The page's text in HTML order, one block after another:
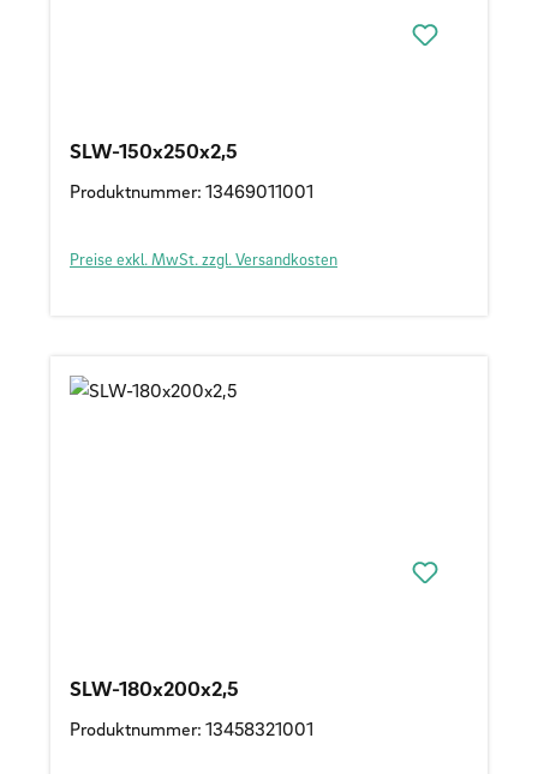
SLW-150x250x2,5
Produktnummer: 13469011001
Preise exkl. MwSt. zzgl. Versandkosten
SLW-180x200x2,5
Produktnummer: 13458321001